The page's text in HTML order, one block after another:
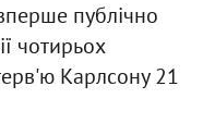
публічно
чотирьох
Карлсону 21